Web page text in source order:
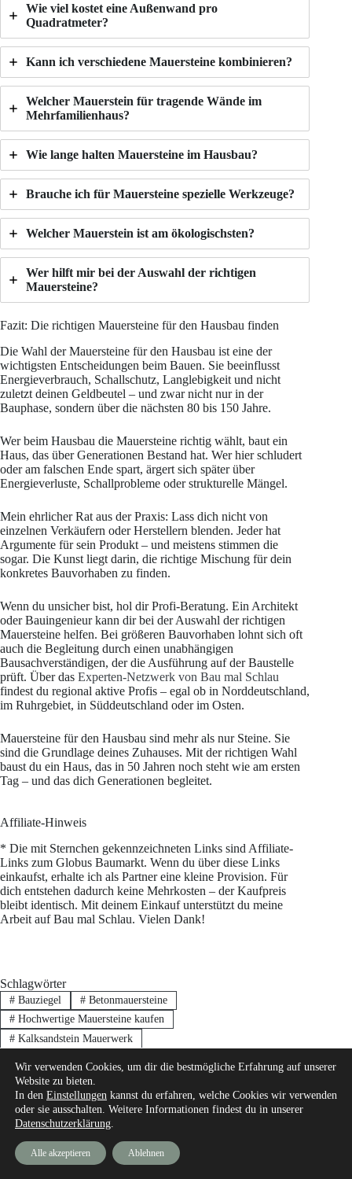
Wie viel kostet eine Außenwand pro
Quadratmeter?
Kann ich verschiedene Mauersteine kombinieren?
Welcher Mauerstein für tragende Wände im
Mehrfamilienhaus?
Wie lange halten Mauersteine im Hausbau?
Brauche ich für Mauersteine spezielle Werkzeuge?
Welcher Mauerstein ist am ökologischsten?
Wer hilft mir bei der Auswahl der richtigen
Mauersteine?
Fazit: Die richtigen Mauersteine für den Hausbau finden
Die Wahl der Mauersteine für den Hausbau ist eine der
wichtigsten Entscheidungen beim Bauen. Sie beeinflusst
Energieverbrauch, Schallschutz, Langlebigkeit und nicht
zuletzt deinen Geldbeutel – und zwar nicht nur in der
Bauphase, sondern über die nächsten 80 bis 150 Jahre.
Wer beim Hausbau die Mauersteine richtig wählt, baut ein
Haus, das über Generationen Bestand hat. Wer hier schludert
oder am falschen Ende spart, ärgert sich später über
Energieverluste, Schallprobleme oder strukturelle Mängel.
Mein ehrlicher Rat aus der Praxis: Lass dich nicht von
einzelnen Verkäufern oder Herstellern blenden. Jeder hat
Argumente für sein Produkt – und meistens stimmen die
sogar. Die Kunst liegt darin, die richtige Mischung für dein
konkretes Bauvorhaben zu finden.
Wenn du unsicher bist, hol dir Profi-Beratung. Ein Architekt
oder Bauingenieur kann dir bei der Auswahl der richtigen
Mauersteine helfen. Bei größeren Bauvorhaben lohnt sich oft
auch die Begleitung durch einen unabhängigen
Bausachverständigen, der die Ausführung auf der Baustelle
prüft. Über das Experten-Netzwerk von Bau mal Schlau
findest du regional aktive Profis – egal ob in Norddeutschland,
im Ruhrgebiet, in Süddeutschland oder im Osten.
Mauersteine für den Hausbau sind mehr als nur Steine. Sie
sind die Grundlage deines Zuhauses. Mit der richtigen Wahl
baust du ein Haus, das in 50 Jahren noch steht wie am ersten
Tag – und das dich Generationen begleitet.
Affiliate-Hinweis
* Die mit Sternchen gekennzeichneten Links sind Affiliate-
Links zum Globus Baumarkt. Wenn du über diese Links
einkaufst, erhalte ich als Partner eine kleine Provision. Für
dich entstehen dadurch keine Mehrkosten – der Kaufpreis
bleibt identisch. Mit deinem Einkauf unterstützt du meine
Arbeit auf Bau mal Schlau. Vielen Dank!
Schlagwörter
#Bauziegel #Betonmauersteine
#Hochwertige Mauersteine kaufen
#Kalksandstein Mauerwerk
Natursteine im Bau
Ziegel für Außenwände
Wir verwenden Cookies, um dir die bestmögliche Erfahrung auf unserer
Website zu bieten.
In den Einstellungen kannst du erfahren, welche Cookies wir verwenden
oder sie ausschalten. Weitere Informationen findest du in unserer
Datenschutzerklärung.
Alle akzeptieren Ablehnen